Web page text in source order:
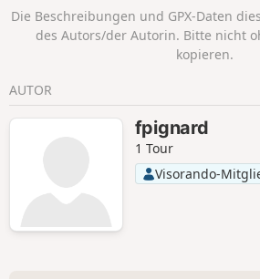
Die Beschreibungen und GPX-Daten
des Autors/der Autorin. Bitte nicht
kopieren.
AUTOR
fpignard
1 Tour
Visorando-